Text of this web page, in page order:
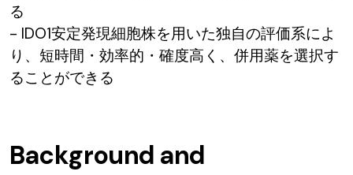
る
- IDO1安定発現細胞株を用いた独自の評価系によ
り、短時間・効率的・確度高く、併用薬を選択す
ることができる
Background and